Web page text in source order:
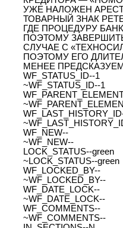
УЖЕ НАЛОЖЕН
ТОВАРНЫЙ ЗНАК
ГДЕ ПРОЦЕДУРУ
ПОЭТОМУ
СЛУЧАЕ С
ПОЭТОМУ ЕГО
МЕНЕЕ
WF_STATUS_ID--1
~WF_STATUS_ID--1
WF_NEW--
~WF_NEW--
LOCK_STATUS--green
~LOCK_STATUS--green
WF_LOCKED_BY--
~WF_LOCKED_BY--
WF_DATE_LOCK--
~WF_DATE_LOCK--
WF_COMMENTS--
~WF_COMMENTS--